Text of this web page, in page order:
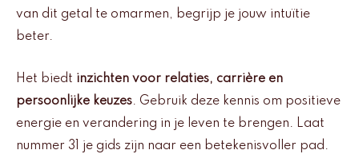
van dit getal te omarmen, begrijp je jouw intuïtie
beter.
Het biedt inzichten voor relaties, carrière en
persoonlijke keuzes. Gebruik deze kennis om positieve
energie en verandering in je leven te brengen. Laat
nummer 31 je gids zijn naar een betekenisvoller pad.